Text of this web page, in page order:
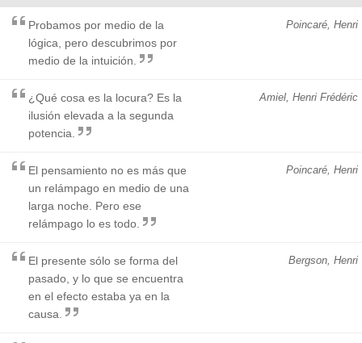
Poincaré, Henri
Probamos por medio de la
lógica, pero descubrimos por
medio de la intuición.
Amiel, Henri Frédéric
¿Qué cosa es la locura? Es la
ilusión elevada a la segunda
potencia.
Poincaré, Henri
El pensamiento no es más que
un relámpago en medio de una
larga noche. Pero ese
relámpago lo es todo.
Bergson, Henri
El presente sólo se forma del
pasado, y lo que se encuentra
en el efecto estaba ya en la
causa.